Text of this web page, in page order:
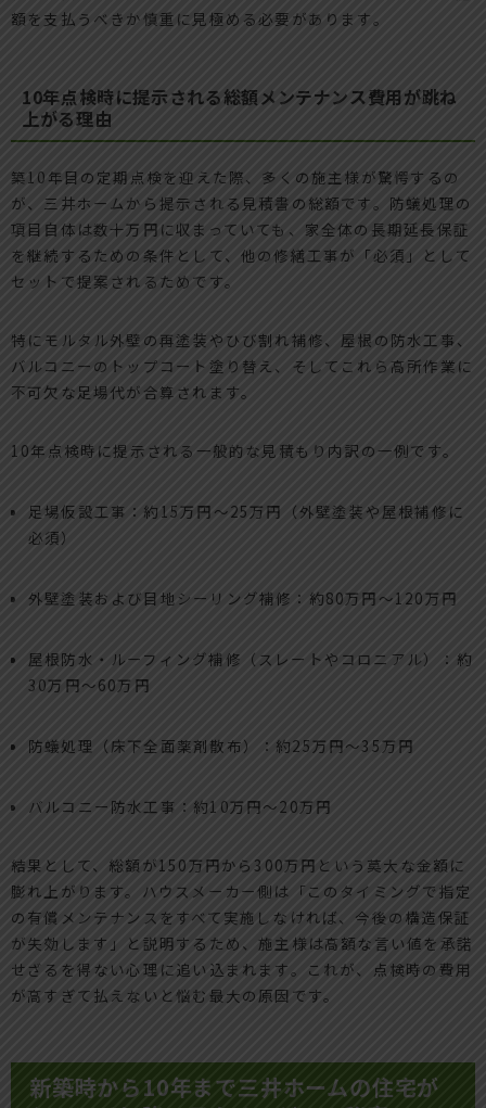
額を支払うべきか慎重に見極める必要があります。
10年点検時に提示される総額メンテナンス費用が跳ね
上がる理由
築10年目の定期点検を迎えた際、多くの施主様が驚愕するの
が、三井ホームから提示される見積書の総額です。防蟻処理の
項目自体は数十万円に収まっていても、家全体の長期延長保証
を継続するための条件として、他の修繕工事が「必須」として
セットで提案されるためです。
特にモルタル外壁の再塗装やひび割れ補修、屋根の防水工事、
バルコニーのトップコート塗り替え、そしてこれら高所作業に
不可欠な足場代が合算されます。
10年点検時に提示される一般的な見積もり内訳の一例です。
足場仮設工事：約15万円〜25万円（外壁塗装や屋根補修に
必須）
外壁塗装および目地シーリング補修：約80万円〜120万円
屋根防水・ルーフィング補修（スレートやコロニアル）：約
30万円〜60万円
防蟻処理（床下全面薬剤散布）：約25万円〜35万円
バルコニー防水工事：約10万円〜20万円
結果として、総額が150万円から300万円という莫大な金額に
膨れ上がります。ハウスメーカー側は「このタイミングで指定
の有償メンテナンスをすべて実施しなければ、今後の構造保証
が失効します」と説明するため、施主様は高額な言い値を承諾
せざるを得ない心理に追い込まれます。これが、点検時の費用
が高すぎて払えないと悩む最大の原因です。
新築時から10年まで三井ホームの住宅が